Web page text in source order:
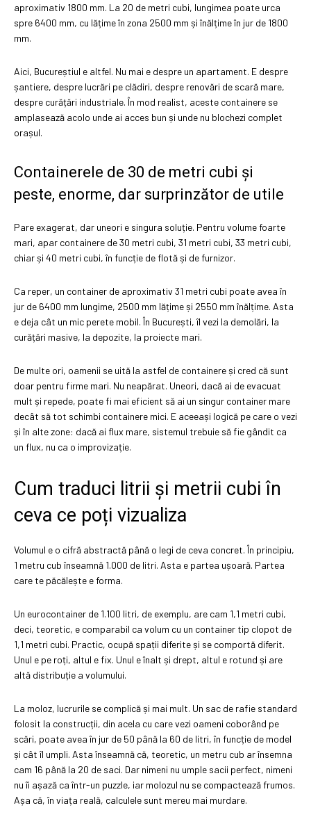
aproximativ 1800 mm. La 20 de metri cubi, lungimea poate urca
spre 6400 mm, cu lățime în zona 2500 mm și înălțime în jur de 1800
mm.
Aici, Bucureștiul e altfel. Nu mai e despre un apartament. E despre
șantiere, despre lucrări pe clădiri, despre renovări de scară mare,
despre curățări industriale. În mod realist, aceste containere se
amplasează acolo unde ai acces bun și unde nu blochezi complet
orașul.
Containerele de 30 de metri cubi și
peste, enorme, dar surprinzător de utile
Pare exagerat, dar uneori e singura soluție. Pentru volume foarte
mari, apar containere de 30 metri cubi, 31 metri cubi, 33 metri cubi,
chiar și 40 metri cubi, în funcție de flotă și de furnizor.
Ca reper, un container de aproximativ 31 metri cubi poate avea în
jur de 6400 mm lungime, 2500 mm lățime și 2550 mm înălțime. Asta
e deja cât un mic perete mobil. În București, îl vezi la demolări, la
curățări masive, la depozite, la proiecte mari.
De multe ori, oamenii se uită la astfel de containere și cred că sunt
doar pentru firme mari. Nu neapărat. Uneori, dacă ai de evacuat
mult și repede, poate fi mai eficient să ai un singur container mare
decât să tot schimbi containere mici. E aceeași logică pe care o vezi
și în alte zone: dacă ai flux mare, sistemul trebuie să fie gândit ca
un flux, nu ca o improvizație.
Cum traduci litrii și metrii cubi în
ceva ce poți vizualiza
Volumul e o cifră abstractă până o legi de ceva concret. În principiu,
1 metru cub înseamnă 1.000 de litri. Asta e partea ușoară. Partea
care te păcălește e forma.
Un eurocontainer de 1.100 litri, de exemplu, are cam 1,1 metri cubi,
deci, teoretic, e comparabil ca volum cu un container tip clopot de
1,1 metri cubi. Practic, ocupă spații diferite și se comportă diferit.
Unul e pe roți, altul e fix. Unul e înalt și drept, altul e rotund și are
altă distribuție a volumului.
La moloz, lucrurile se complică și mai mult. Un sac de rafie standard
folosit la construcții, din acela cu care vezi oameni coborând pe
scări, poate avea în jur de 50 până la 60 de litri, în funcție de model
și cât îl umpli. Asta înseamnă că, teoretic, un metru cub ar însemna
cam 16 până la 20 de saci. Dar nimeni nu umple sacii perfect, nimeni
nu îi așază ca într-un puzzle, iar molozul nu se compactează frumos.
Așa că, în viața reală, calculele sunt mereu mai murdare.